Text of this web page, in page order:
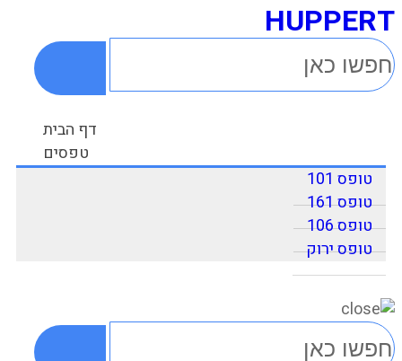
HUPPERT
דף הבית
טפסים
טופס 101
טופס 161
טופס 106
טופס ירוק